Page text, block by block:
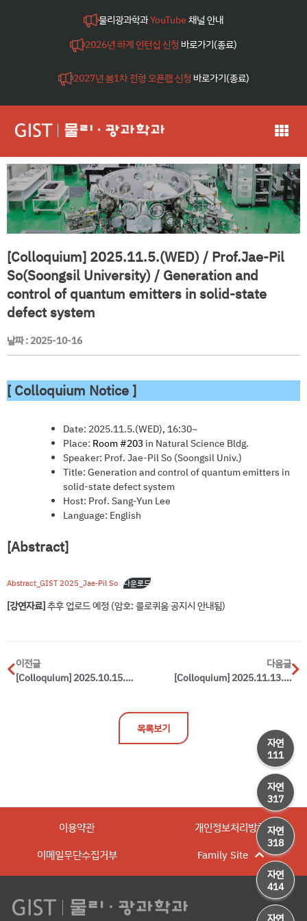
물리광과학과YouTube 채널 안내
2026년 하계 인턴십 신청 바로가기(종료)
2027년 봄1차 전형 오픈랩 신청 바로가기(종료)
자연
111
자연
317
자연
318
자연
414
자연
[Colloquium] 2025.11.5.(WED) / Prof.Jae-Pil
So(Soongsil University) / Generation and
control of quantum emitters in solid-state
defect system
날짜 : 2025-10-16
[ Colloquium Notice ]
Date: 2025.11.5.(WED), 16:30~
Place: Room #203 in Natural Science Bldg.
Speaker: Prof. Jae-Pil So (Soongsil Univ.)
Title: Generation and control of quantum emitters in
solid-state defect system
Host: Prof. Sang-Yun Lee
Language: English
[Abstract]
Abstract_GIST 2025_Jae-Pil So 다운로드
[강연자료]추후 업로드 예정 (암호: 콜로퀴움 공지시 안내됨)
이전글
[Colloquium] 2025.10.15.(WED) / Prof.Shin Hyung Kim(Kyungpook National University) / Exploring Exotic Hadrons at J-PARC
다음글
[Colloquium] 2025.11.13.(Thu) / Dr. Ihn, Yong Sup(Agency for Defense Development) / 미래전장을 위한 ADD 양자기술 연구개발
목록보기
이용약관
개인정보처리방침
이메일무단수집거부
Family Site